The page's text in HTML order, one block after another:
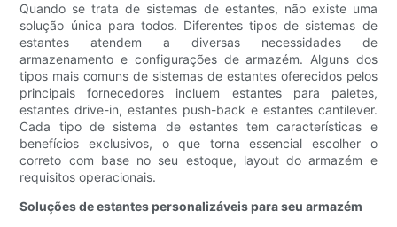
Quando se trata de sistemas de estantes, não existe uma
solução única para todos. Diferentes tipos de sistemas de
estantes atendem a diversas necessidades de
armazenamento e configurações de armazém. Alguns dos
tipos mais comuns de sistemas de estantes oferecidos pelos
principais fornecedores incluem estantes para paletes,
estantes drive-in, estantes push-back e estantes cantilever.
Cada tipo de sistema de estantes tem características e
benefícios exclusivos, o que torna essencial escolher o
correto com base no seu estoque, layout do armazém e
requisitos operacionais.
Soluções de estantes personalizáveis para seu armazém